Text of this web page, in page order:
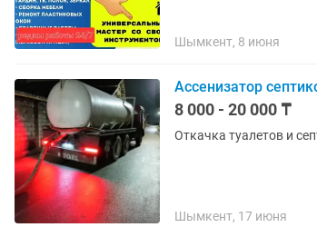
Шымкент, 8 июня
Ассенизатор
8 000 - 20 000 ₸
Откачка туалетов и
Шымкент, 17 июня